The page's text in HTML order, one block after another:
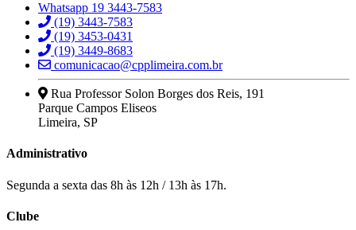
Whatsapp 19 3443-7583
(19) 3443-7583
(19) 3453-0431
(19) 3449-8683
comunicacao@cpplimeira.com.br
Rua Professor Solon Borges dos Reis, 191
Parque Campos Eliseos
Limeira, SP
Administrativo
Segunda a sexta das 8h às 12h / 13h às 17h.
Clube